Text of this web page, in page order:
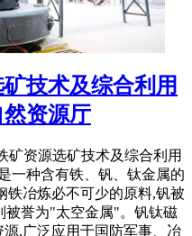
技术及综合利用
资源厅
矿资源选矿技术及综合利用
一种含有铁、钒、钛金属的
铁冶炼必不可少的原料,钒被
被誉为"太空金属"。钒钛磁
,广泛应用于国防军事、冶